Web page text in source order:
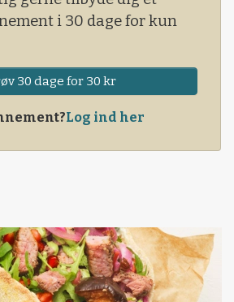
i 30 dage for kun
30 dage for 30 kr
Log ind her